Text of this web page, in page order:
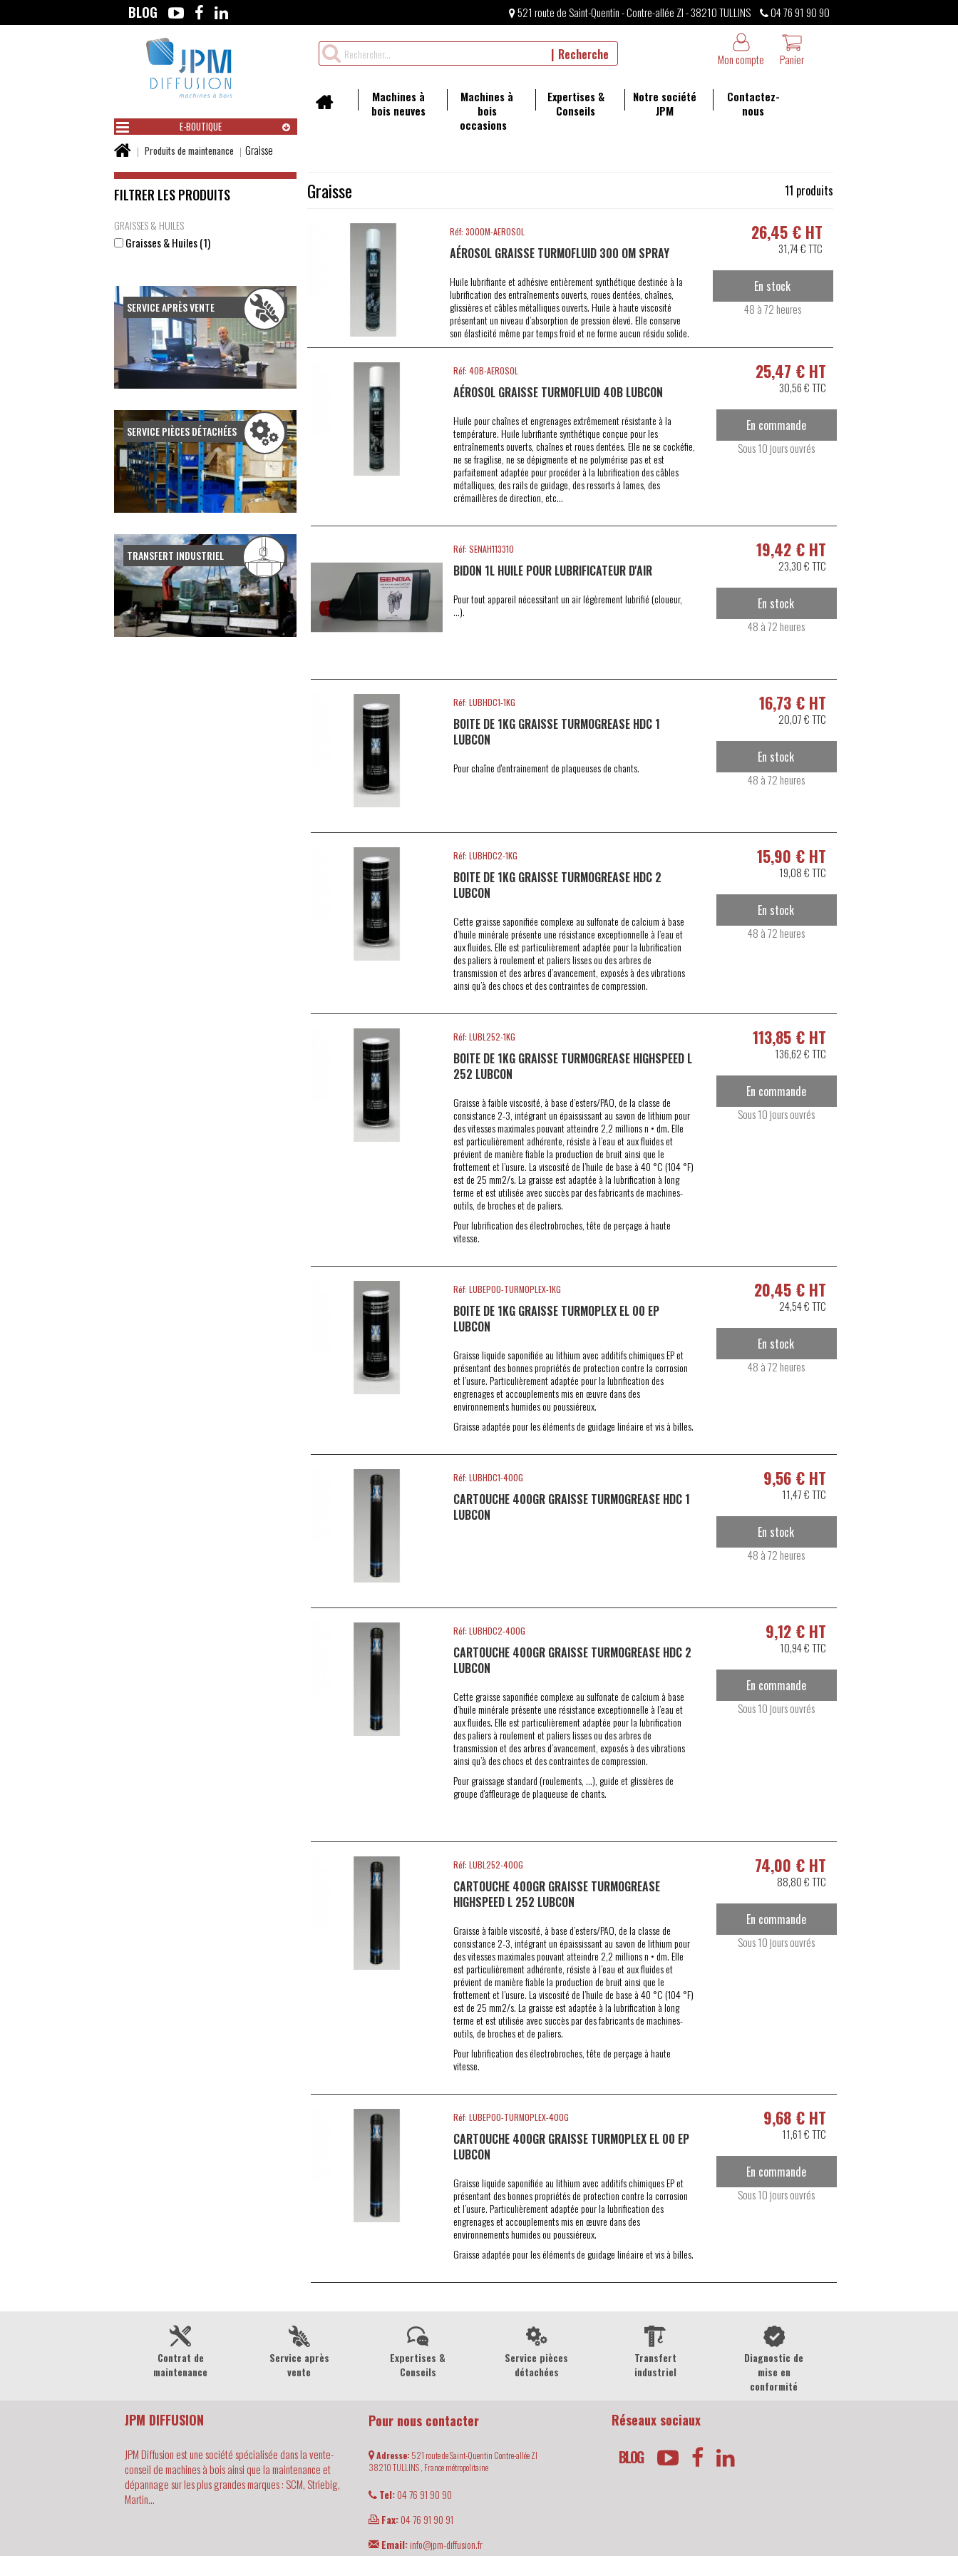
BLOG 521 route de Saint-Quentin - Contre-allée ZI - 38210 TULLINS
04 76 91 90 90
Rechercher
un
Recherche Panier
Mon compte
Machines à
bois neuves
Machines à
bois
occasions
Expertises &
Conseils
Notre société
JPM
Contactez-
nous
E-BOUTIQUE
Vous
ici :
Produits de maintenance Graisse
Graisse 11 produits
Réf: 300OM-AEROSOL
AÉROSOL GRAISSE TURMOFLUID 300 OM SPRAY
Huile lubrifiante et adhésive entièrement synthétique destinée à la
lubrification des entraînements ouverts, roues dentées, chaînes,
glissières et câbles métalliques ouverts. Huile à haute viscosité
présentant un niveau d’absorption de pression élevé. Elle conserve
son élasticité même par temps froid et ne forme aucun résidu solide.
26,45 € HT
31,74 € TTC
En stock
48 à 72 heures
Réf: 40B-AEROSOL
AÉROSOL GRAISSE TURMOFLUID 40B LUBCON
Huile pour chaînes et engrenages extrêmement résistante à la
température. Huile lubrifiante synthétique conçue pour les
entraînements ouverts, chaînes et roues dentées. Elle ne se cockéfie,
ne se fragilise, ne se dépigmente et ne polymérise pas et est
parfaitement adaptée pour procéder à la lubrification des câbles
métalliques, des rails de guidage, des ressorts à lames, des
crémaillères de direction, etc…
25,47 € HT
30,56 € TTC
En commande
Sous 10 jours ouvrés
Réf: SENAH113310
BIDON 1L HUILE POUR LUBRIFICATEUR D'AIR
Pour tout appareil nécessitant un air légèrement lubrifié (cloueur,
…).
19,42 € HT
23,30 € TTC
En stock
48 à 72 heures
Réf: LUBHDC1-1KG
BOITE DE 1KG GRAISSE TURMOGREASE HDC 1
LUBCON
Pour chaîne d'entrainement de plaqueuses de chants.
16,73 € HT
20,07 € TTC
En stock
48 à 72 heures
Réf: LUBHDC2-1KG
BOITE DE 1KG GRAISSE TURMOGREASE HDC 2
LUBCON
Cette graisse saponifiée complexe au sulfonate de calcium à base
d’huile minérale présente une résistance exceptionnelle à l’eau et
aux fluides. Elle est particulièrement adaptée pour la lubrification
des paliers à roulement et paliers lisses ou des arbres de
transmission et des arbres d’avancement, exposés à des vibrations
ainsi qu’à des chocs et des contraintes de compression.
15,90 € HT
19,08 € TTC
En stock
48 à 72 heures
Réf: LUBL252-1KG
BOITE DE 1KG GRAISSE TURMOGREASE HIGHSPEED L
252 LUBCON
Graisse à faible viscosité, à base d’esters/PAO, de la classe de
consistance 2-3, intégrant un épaississant au savon de lithium pour
des vitesses maximales pouvant atteindre 2,2 millions n • dm. Elle
est particulièrement adhérente, résiste à l’eau et aux fluides et
prévient de manière fiable la production de bruit ainsi que le
frottement et l’usure. La viscosité de l’huile de base à 40 °C (104 °F)
est de 25 mm2/s. La graisse est adaptée à la lubrification à long
terme et est utilisée avec succès par des fabricants de machines-
outils, de broches et de paliers.
Pour lubrification des électrobroches, tête de perçage à haute
vitesse.
113,85 € HT
136,62 € TTC
En commande
Sous 10 jours ouvrés
Réf: LUBEP00-TURMOPLEX-1KG
BOITE DE 1KG GRAISSE TURMOPLEX EL 00 EP
LUBCON
Graisse liquide saponifiée au lithium avec additifs chimiques EP et
présentant des bonnes propriétés de protection contre la corrosion
et l’usure. Particulièrement adaptée pour la lubrification des
engrenages et accouplements mis en œuvre dans des
environnements humides ou poussiéreux.
Graisse adaptée pour les éléments de guidage linéaire et vis à billes.
20,45 € HT
24,54 € TTC
En stock
48 à 72 heures
Réf: LUBHDC1-400G
CARTOUCHE 400GR GRAISSE TURMOGREASE HDC 1
LUBCON
9,56 € HT
11,47 € TTC
En stock
48 à 72 heures
Réf: LUBHDC2-400G
CARTOUCHE 400GR GRAISSE TURMOGREASE HDC 2
LUBCON
Cette graisse saponifiée complexe au sulfonate de calcium à base
d’huile minérale présente une résistance exceptionnelle à l’eau et
aux fluides. Elle est particulièrement adaptée pour la lubrification
des paliers à roulement et paliers lisses ou des arbres de
transmission et des arbres d’avancement, exposés à des vibrations
ainsi qu’à des chocs et des contraintes de compression.
Pour graissage standard (roulements, …), guide et glissières de
groupe d'affleurage de plaqueuse de chants.
9,12 € HT
10,94 € TTC
En commande
Sous 10 jours ouvrés
Réf: LUBL252-400G
CARTOUCHE 400GR GRAISSE TURMOGREASE
HIGHSPEED L 252 LUBCON
Graisse à faible viscosité, à base d’esters/PAO, de la classe de
consistance 2-3, intégrant un épaississant au savon de lithium pour
des vitesses maximales pouvant atteindre 2,2 millions n • dm. Elle
est particulièrement adhérente, résiste à l’eau et aux fluides et
prévient de manière fiable la production de bruit ainsi que le
frottement et l’usure. La viscosité de l’huile de base à 40 °C (104 °F)
est de 25 mm2/s. La graisse est adaptée à la lubrification à long
terme et est utilisée avec succès par des fabricants de machines-
outils, de broches et de paliers.
Pour lubrification des électrobroches, tête de perçage à haute
vitesse.
74,00 € HT
88,80 € TTC
En commande
Sous 10 jours ouvrés
Réf: LUBEP00-TURMOPLEX-400G
CARTOUCHE 400GR GRAISSE TURMOPLEX EL 00 EP
LUBCON
Graisse liquide saponifiée au lithium avec additifs chimiques EP et
présentant des bonnes propriétés de protection contre la corrosion
et l’usure. Particulièrement adaptée pour la lubrification des
engrenages et accouplements mis en œuvre dans des
environnements humides ou poussiéreux.
Graisse adaptée pour les éléments de guidage linéaire et vis à billes.
9,68 € HT
11,61 € TTC
En commande
Sous 10 jours ouvrés
FILTRER LES PRODUITS
GRAISSES & HUILES
Graisses & Huiles (1)
SERVICE APRÈS VENTE
SERVICE PIÈCES DÉTACHÉES
TRANSFERT INDUSTRIEL
Contrat de
maintenance
Service après
vente
Expertises &
Conseils
Service pièces
détachées
Transfert
industriel
Diagnostic de
mise en
conformité
JPM DIFFUSION
JPM Diffusion est une société spécialisée dans la vente-
conseil de machines à bois ainsi que la maintenance et
dépannage sur les plus grandes marques : SCM, Striebig,
Martin...
Pour nous contacter
Adresse: 521 route de Saint-Quentin Contre-allée ZI
38210TULLINS , France métropolitaine
Tel:04 76 91 90 90
Fax:04 76 91 90 91
Email:info@jpm-diffusion.fr
Réseaux sociaux
BLOG